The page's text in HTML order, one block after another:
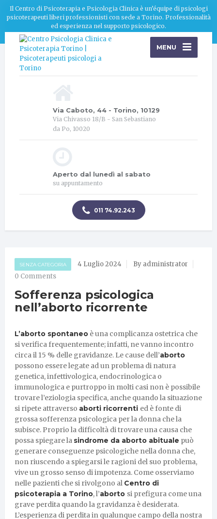
Il Centro di Psicoterapia e Psicologia Clinica è un’équipe di psicologi
psicoterapeuti liberi professionisti con sede a Torino. Professionalità
ed esperienza nel supporto psicologico.
MENU
Via Caboto, 44 - Torino, 10129
Via Chivasso 18/B - San Sebastiano
da Po, 10020
Aperto dal lunedì al sabato
su appuntamento
011 74.92.243
SENZA CATEGORIA 4 Luglio 2024
By administrator
0 Comments
Sofferenza psicologica
nell’aborto ricorrente
L’aborto spontaneo è una complicanza ostetrica che
si verifica frequentemente; infatti, ne vanno incontro
circa il 15 % delle gravidanze. Le cause dell’aborto
possono essere legate ad un problema di natura
genetica, infettivologica, endocrinologica o
immunologica e purtroppo in molti casi non è possibile
trovare l’eziologia specifica, anche quando la situazione
si ripete attraverso aborti ricorrenti ed è fonte di
grossa sofferenza psicologica per la donna che la
subisce. Proprio la difficoltà di trovare una causa che
possa spiegare la sindrome da aborto abituale può
generare conseguenze psicologiche nella donna che,
non riuscendo a spiegarsi le ragioni del suo problema,
vive un grosso senso di impotenza. Come osserviamo
nelle pazienti che si rivolgono al Centro di
psicoterapia a Torino, l’aborto si prefigura come una
grave perdita quando la gravidanza è desiderata.
L’esperienza di perdita in qualunque campo della nostra